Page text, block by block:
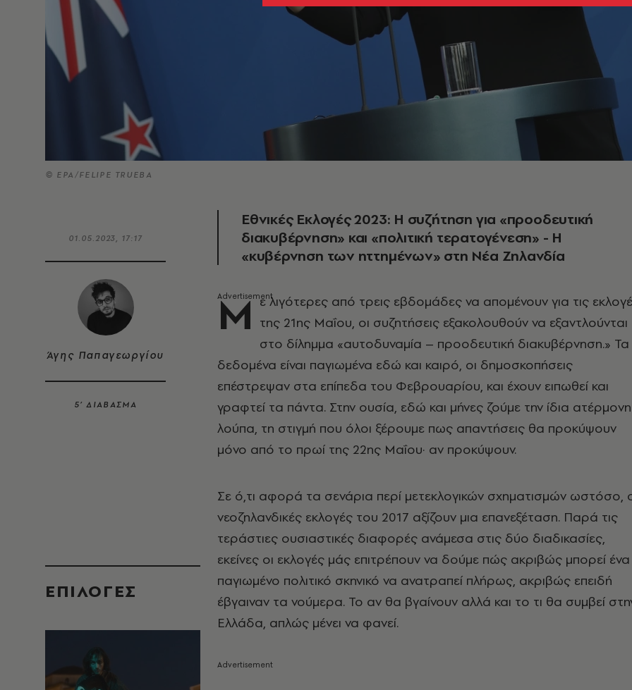
© EPA/FELIPE TRUEBA
01.05.2023, 17:17
Άγης Παπαγεωργίου
5’ ΔΙΑΒΑΣΜΑ
EΠΙΛΟΓΈΣ
Εθνικές Εκλογές 2023: Η συζήτηση για «προοδευτική
διακυβέρνηση» και «πολιτική τερατογένεση» - Η
«κυβέρνηση των ηττημένων» στη Νέα Ζηλανδία
Μ ε λιγότερες από τρεις εβδομάδες να απομένουν για τις
της 21ης Μαΐου, οι συζητήσεις εξακολουθούν να εξαντλούνται
στο δίλημμα «αυτοδυναμία – προοδευτική διακυβέρνηση.» Τα
δεδομένα είναι παγιωμένα εδώ και καιρό, οι δημοσκοπήσεις
επέστρεψαν στα επίπεδα του Φεβρουαρίου, και έχουν ειπωθεί και
γραφτεί τα πάντα. Στην ουσία, εδώ και μήνες ζούμε την ίδια ατέρμονη
λούπα, τη στιγμή που όλοι ξέρουμε πως απαντήσεις θα προκύψουν
μόνο από το πρωί της 22ης Μαΐου· αν προκύψουν.
Σε ό,τι αφορά τα σενάρια περί μετεκλογικών σχηματισμών ωστόσο,
νεοζηλανδικές εκλογές του 2017 αξίζουν μια επανεξέταση. Παρά τις
τεράστιες ουσιαστικές διαφορές ανάμεσα στις δύο διαδικασίες,
εκείνες οι εκλογές μάς επιτρέπουν να δούμε πώς ακριβώς μπορεί ένα
παγιωμένο πολιτικό σκηνικό να ανατραπεί πλήρως, ακριβώς επειδή
έβγαιναν τα νούμερα. Το αν θα βγαίνουν αλλά και το τι θα συμβεί
Ελλάδα, απλώς μένει να φανεί.